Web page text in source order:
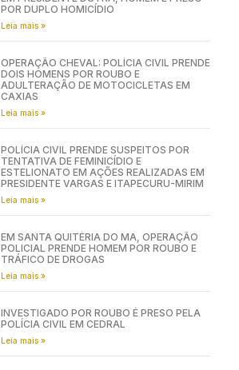
POR DUPLO HOMICÍDIO
Leia mais »
OPERAÇÃO CHEVAL: POLÍCIA CIVIL PRENDE
DOIS HOMENS POR ROUBO E
ADULTERAÇÃO DE MOTOCICLETAS EM
CAXIAS
Leia mais »
POLÍCIA CIVIL PRENDE SUSPEITOS POR
TENTATIVA DE FEMINICÍDIO E
ESTELIONATO EM AÇÕES REALIZADAS EM
PRESIDENTE VARGAS E ITAPECURU-MIRIM
Leia mais »
EM SANTA QUITÉRIA DO MA, OPERAÇÃO
POLICIAL PRENDE HOMEM POR ROUBO E
TRÁFICO DE DROGAS
Leia mais »
INVESTIGADO POR ROUBO É PRESO PELA
POLÍCIA CIVIL EM CEDRAL
Leia mais »